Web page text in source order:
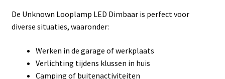
De Unknown Looplamp LED Dimbaar is perfect voor
diverse situaties, waaronder:
Werken in de garage of werkplaats
Verlichting tijdens klussen in huis
Camping of buitenactiviteiten